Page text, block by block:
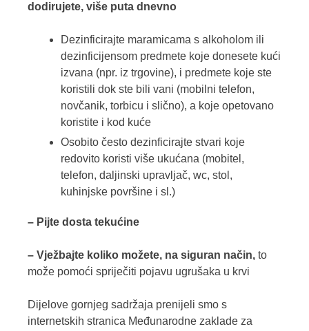
dodirujete, više puta dnevno
Dezinficirajte maramicama s alkoholom ili
dezinficijensom predmete koje donesete kući
izvana (npr. iz trgovine), i predmete koje ste
koristili dok ste bili vani (mobilni telefon,
novčanik, torbicu i slično), a koje opetovano
koristite i kod kuće
Osobito često dezinficirajte stvari koje
redovito koristi više ukućana (mobitel,
telefon, daljinski upravljač, wc, stol,
kuhinjske površine i sl.)
– Pijte dosta tekućine
– Vježbajte koliko možete, na siguran način, to
može pomoći spriječiti pojavu ugrušaka u krvi
Dijelove gornjeg sadržaja prenijeli smo s
internetskih stranica Međunarodne zaklade za